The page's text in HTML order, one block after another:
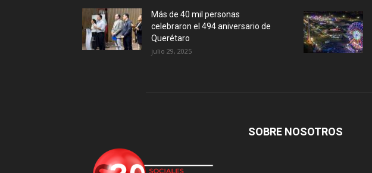
Más de 40 mil personas
celebraron el 494 aniversario de
Querétaro
julio 29, 2025
SOBRE NOSOTROS